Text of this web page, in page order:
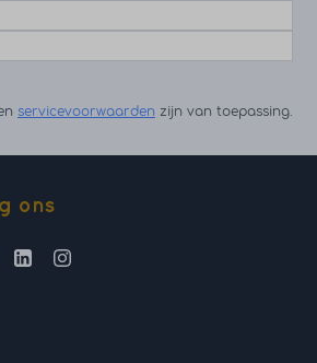
servicevoorwaarden zijn van toepassing.
ons